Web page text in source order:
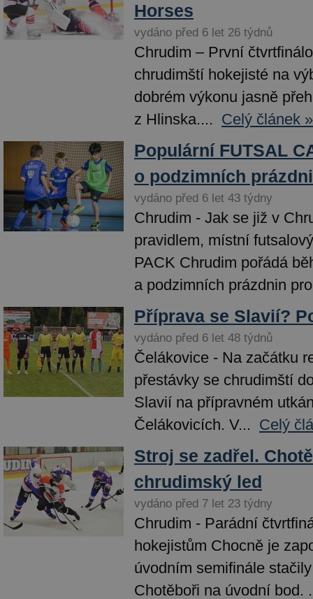
Horses
vydáno před 6 let 26 týdnů
Chrudim – První
chrudimští hokejisté na
dobrém výkonu jasně
z Hlinska.... Celý článek »
Populární FUTSAL
o podzimních
vydáno před 6 let 43 týdny
Chrudim - Jak se již v
pravidlem, místní
PACK Chrudim pořádá
a podzimních prázdnin
Příprava se Slavií?
vydáno před 6 let 48 týdnů
Čelákovice - Na začátku
přestávky se chrudimští
Slavií na přípravném
Čelákovicích. V... Celý
Stroj se zadřel.
chrudimský led
vydáno před 7 let 23 týdny
Chrudim - Parádní
hokejistům Chocně je
úvodním semifinále
Chotěboři na úvodní bod.